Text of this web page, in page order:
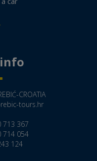
CROATIA
tours.hr
713 367
714 054
124